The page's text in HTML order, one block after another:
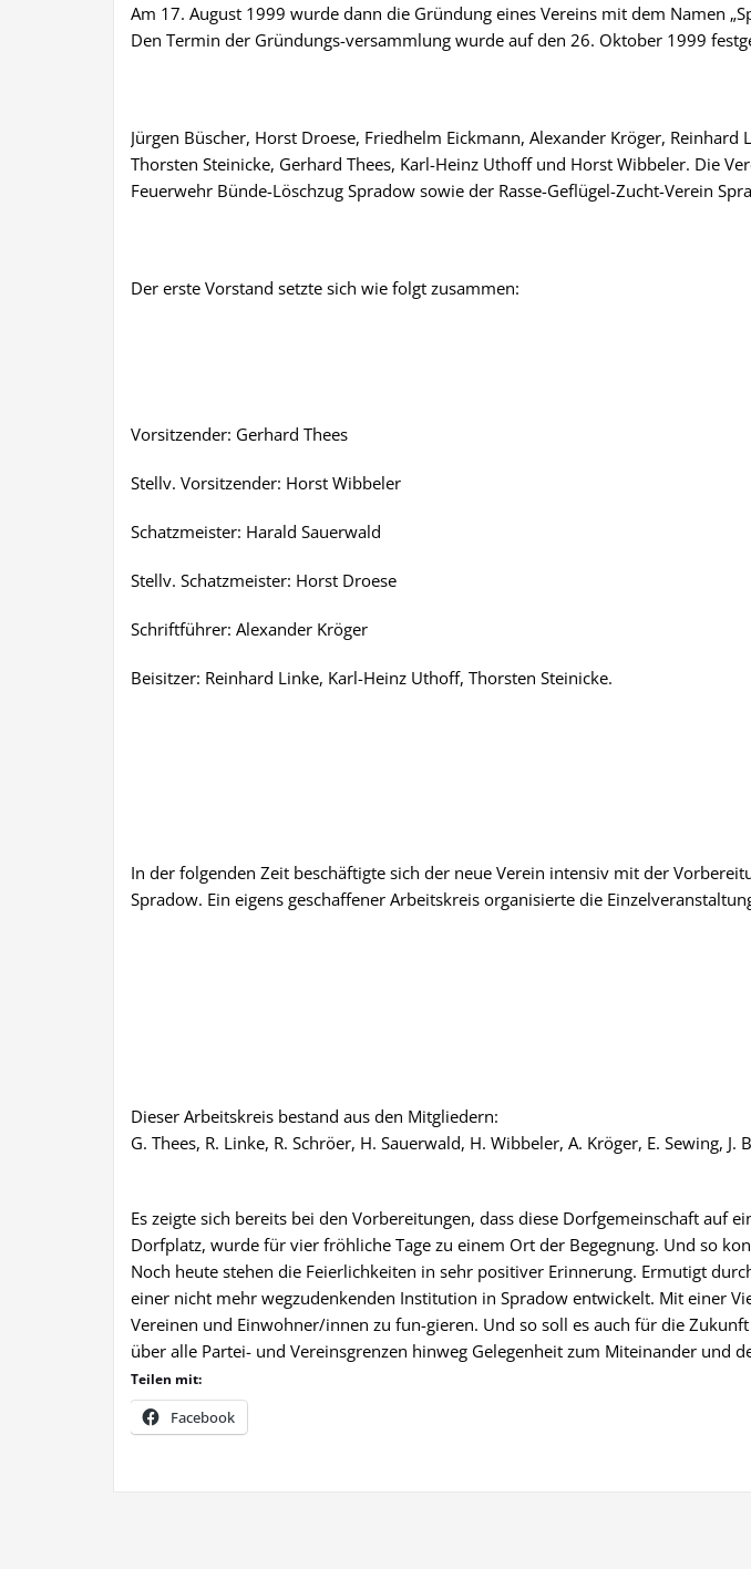
Am 17. August 1999 wurde dann die Gründung eines Vereins mit dem Namen
Den Termin der Gründungs-versammlung wurde auf den 26. Oktober 1999
Jürgen Büscher, Horst Droese, Friedhelm Eickmann, Alexander Kröger,
Thorsten Steinicke, Gerhard Thees, Karl-Heinz Uthoff und Horst Wibbeler. Die
Feuerwehr Bünde-Löschzug Spradow sowie der Rasse-Geflügel-Zucht-Verein
Der erste Vorstand setzte sich wie folgt zusammen:
Vorsitzender: Gerhard Thees
Stellv. Vorsitzender: Horst Wibbeler
Schatzmeister: Harald Sauerwald
Stellv. Schatzmeister: Horst Droese
Schriftführer: Alexander Kröger
Beisitzer: Reinhard Linke, Karl-Heinz Uthoff, Thorsten Steinicke.
In der folgenden Zeit beschäftigte sich der neue Verein intensiv mit der
Spradow. Ein eigens geschaffener Arbeitskreis organisierte die
Dieser Arbeitskreis bestand aus den Mitgliedern:
G. Thees, R. Linke, R. Schröer, H. Sauerwald, H. Wibbeler, A. Kröger, E. Sewing,
Es zeigte sich bereits bei den Vorbereitungen, dass diese Dorfgemeinschaft auf
Dorfplatz, wurde für vier fröhliche Tage zu einem Ort der Begegnung. Und so
Noch heute stehen die Feierlichkeiten in sehr positiver Erinnerung. Ermutigt
einer nicht mehr wegzudenkenden Institution in Spradow entwickelt. Mit einer
Vereinen und Einwohner/innen zu fun-gieren. Und so soll es auch für die
über alle Partei- und Vereinsgrenzen hinweg Gelegenheit zum Miteinander und
Teilen mit:
Facebook